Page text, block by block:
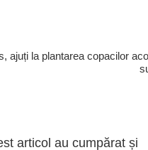
ajuți la plantarea copacilor
articol au cumpărat și